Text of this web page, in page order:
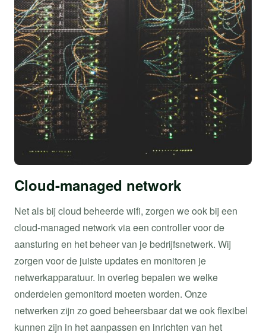
Cloud-managed network
Net als bij cloud beheerde wifi, zorgen we ook bij een
cloud-managed network via een controller voor de
aansturing en het beheer van je bedrijfsnetwerk. Wij
zorgen voor de juiste updates en monitoren je
netwerkapparatuur. In overleg bepalen we welke
onderdelen gemonitord moeten worden. Onze
netwerken zijn zo goed beheersbaar dat we ook flexibel
kunnen zijn in het aanpassen en inrichten van het